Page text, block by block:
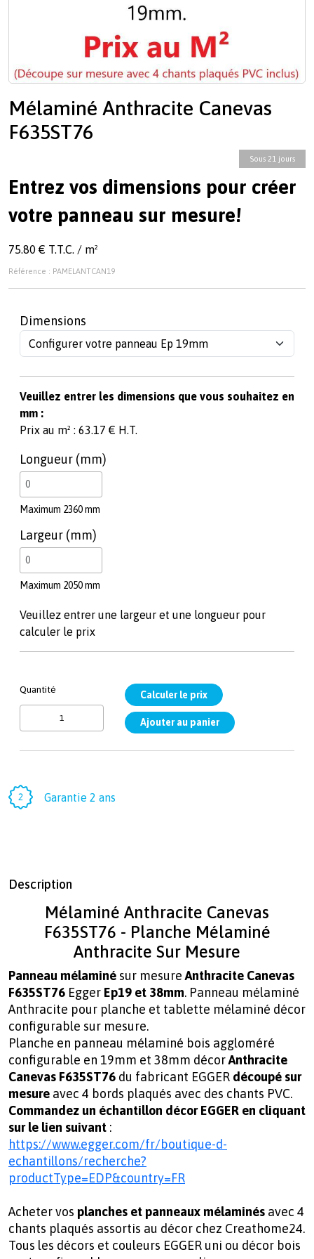
Mélaminé Anthracite Canevas
F635ST76
Sous 21 jours
Entrez vos dimensions pour créer
votre panneau sur mesure!
75.80 € T.T.C. / m²
Référence : PAMELANTCAN19
Dimensions
Veuillez entrer les dimensions que vous souhaitez en
mm :
Prix au m² : 63.17 € H.T.
Longueur (mm)
Maximum 2360 mm
Largeur (mm)
Maximum 2050 mm
Veuillez entrer une largeur et une longueur pour
calculer le prix
Quantité
Garantie 2 ans
Description
Mélaminé Anthracite Canevas
F635ST76 - Planche Mélaminé
Anthracite Sur Mesure
Panneau mélaminésur mesureAnthracite Canevas
F635ST76 Egger Ep19 et 38mm. Panneau mélaminé
Anthracite pour planche et tablette mélaminé décor
configurable sur mesure.
Planche en panneau mélaminé bois aggloméré
configurable en 19mm et 38mm décorAnthracite
Canevas F635ST76 du fabricant EGGER découpé sur
mesure avec 4 bords plaqués avec des chants PVC.
Commandez un échantillon décor EGGER en cliquant
sur le lien suivant :
https://www.egger.com/fr/boutique-d-
echantillons/recherche?
productType=EDP&country=FR
Acheter vos planches et panneaux mélaminés avec 4
chants plaqués assortis au décor chez Creathome24.
Tous les décors et couleurs EGGER uni ou décor bois